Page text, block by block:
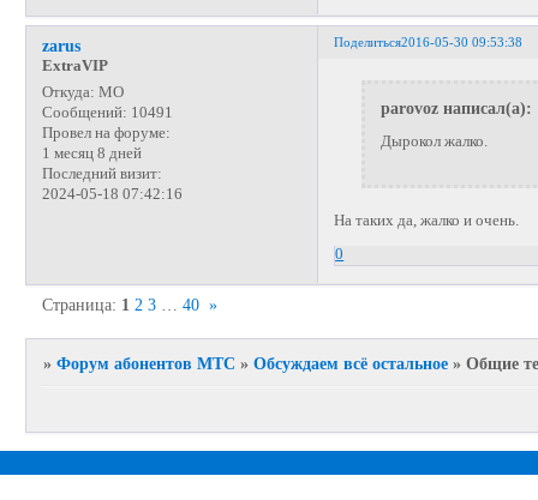
Поделиться2016-05-30 09:53:38
zarus
ExtraVIP
Откуда: МО
Сообщений: 10491
Провел на форуме:
1 месяц 8 дней
Последний визит:
2024-05-18 07:42:16
parovoz написал(а):
Дырокол жалко.
На таких да, жалко и очень.
0
Страница: 1 2 3 40 »
»Форум абонентов МТС »Обсуждаем всё остальное »Общие